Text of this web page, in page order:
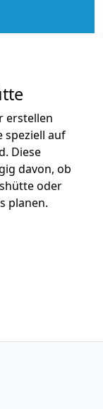
erstellen
speziell auf
Diese
davon, ob
oder
planen.